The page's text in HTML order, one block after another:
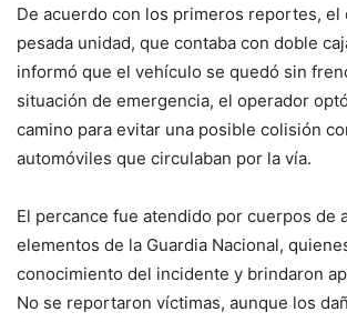
De acuerdo con los primeros reportes, el
pesada unidad, que contaba con doble
informó que el vehículo se quedó sin
situación de emergencia, el operador
camino para evitar una posible colisión
automóviles que circulaban por la vía.
El percance fue atendido por cuerpos de
elementos de la Guardia Nacional,
conocimiento del incidente y brindaron
No se reportaron víctimas, aunque los